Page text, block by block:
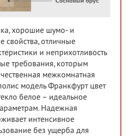
хорошие шумо- и
свойства, отличные
и неприхотливость
требования, которым
межкомнатная
модель Франкфурт цвет
белое – идеальное
Надежная
интенсивное
без ущерба для